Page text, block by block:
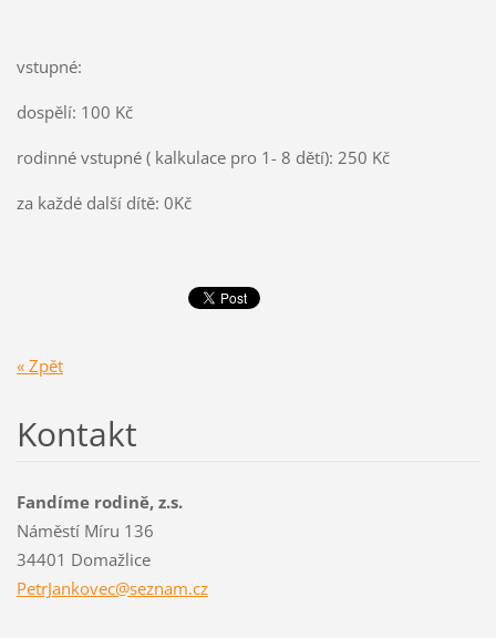
vstupné:
dospělí: 100 Kč
rodinné vstupné ( kalkulace pro 1- 8 dětí): 250 Kč
za každé další dítě: 0Kč
« Zpět
Kontakt
Fandíme rodině, z.s.
Náměstí Míru 136
34401 Domažlice
PetrJankovec@seznam.cz